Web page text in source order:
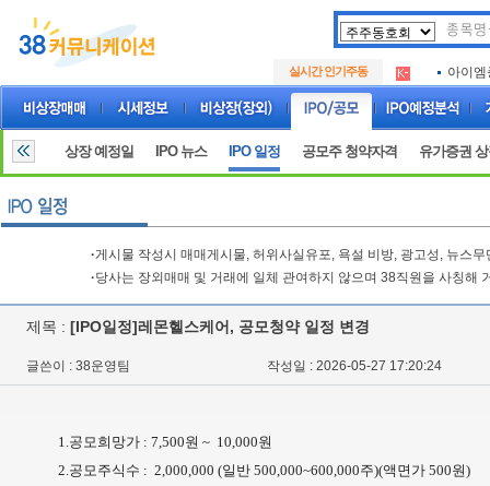
실시간 인기주동
.
아크로
아이엠
.
아크로
루켄테
상장 예정일 IPO 뉴스 IPO 일정 공모주 청약자격 유가증권
·게시물 작성시 매매게시물, 허위사실유포, 욕설 비방, 광고성, 뉴스
·당사는 장외매매 및 거래에 일체 관여하지 않으며 38직원을 사칭해
제목 : [IPO일정]레몬헬스케어, 공모청약 일정 변경
글쓴이 : 38운영팀 작성일 : 2026-05-27 17:20:24
1.공모희망가 : 7,500원 ~ 10,000원
2.공모주식수 : 2,000,000 (일반 500,000~600,000주)(액면가 500원)